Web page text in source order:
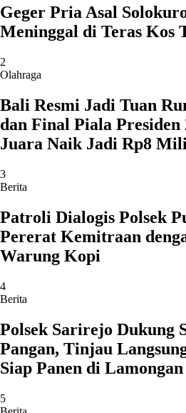
Geger Pria Asal
Meninggal di Teras Kos
2
Olahraga
Bali Resmi Jadi Tuan
dan Final Piala Presiden
Juara Naik Jadi Rp8
3
Berita
Patroli Dialogis Polsek
Pererat Kemitraan
Warung Kopi
4
Berita
Polsek Sarirejo Dukung
Pangan, Tinjau
Siap Panen di Lamongan
5